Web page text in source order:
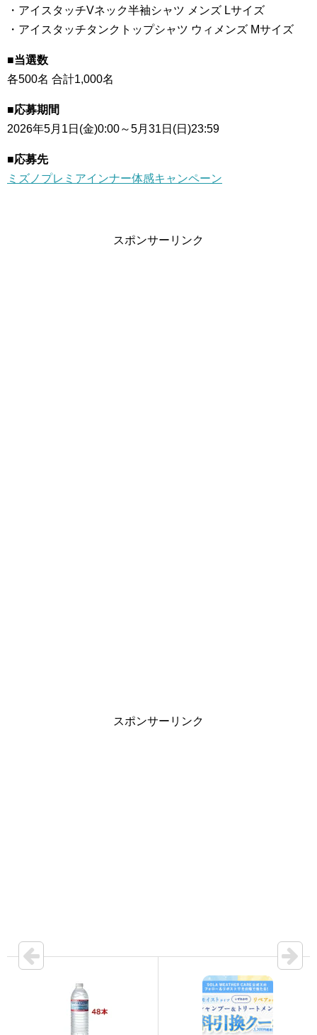
・アイスタッチVネック半袖シャツ メンズ Lサイズ
・アイスタッチタンクトップシャツ ウィメンズ Mサイズ
■当選数
各500名 合計1,000名
■応募期間
2026年5月1日(金)0:00～5月31日(日)23:59
■応募先
ミズノプレミアインナー体感キャンペーン
スポンサーリンク
スポンサーリンク